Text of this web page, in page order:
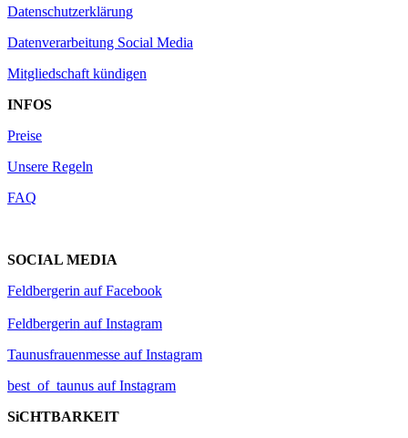
Datenschutzerklärung
Datenverarbeitung Social Media
Mitgliedschaft kündigen
INFOS
Preise
Unsere Regeln
FAQ
SOCIAL MEDIA
Feldbergerin auf Facebook
Feldbergerin auf Instagram
Taunusfrauenmesse auf Instagram
best_of_taunus auf Instagram
SiCHTBARKEIT